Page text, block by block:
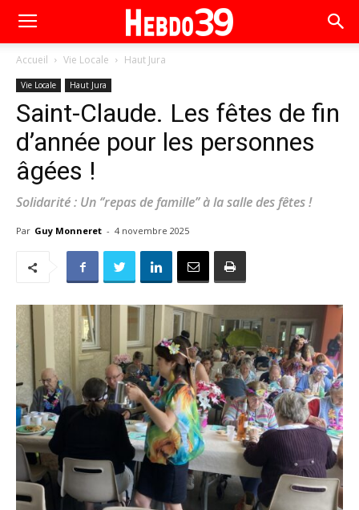
Accueil Vie Locale Haut Jura
Vie Locale Haut Jura
Saint-Claude. Les fêtes de fin
d’année pour les personnes
âgées !
Solidarité : Un ‘’repas de famille’’ à la salle des fêtes !
Par Guy Monneret - 4 novembre 2025